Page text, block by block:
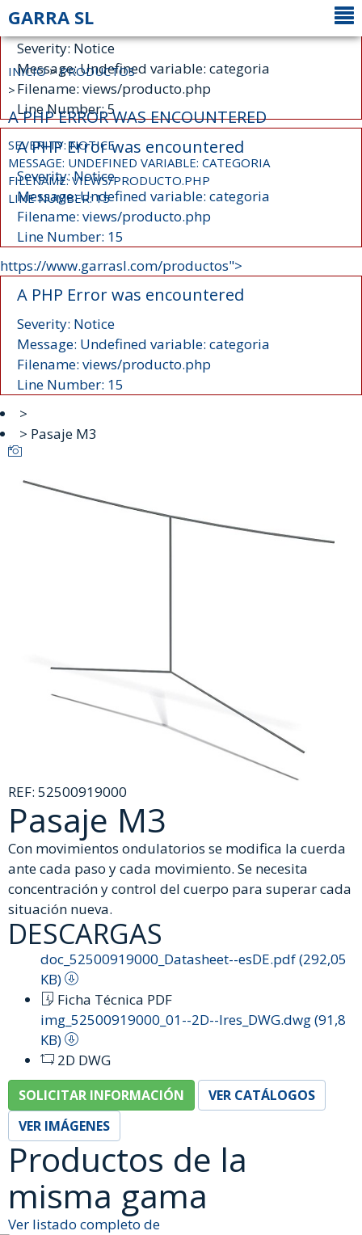
A PHP Error was encountered
Severity: Notice
Message: Undefined variable: categoria
Filename: views/producto.php
Line Number: 5
GARRA SL
INICIO >PRODUCTOS
>
A PHP ERROR WAS ENCOUNTERED
SEVERITY: NOTICE
MESSAGE: UNDEFINED VARIABLE: CATEGORIA
FILENAME: VIEWS/PRODUCTO.PHP
LINE NUMBER: 15
A PHP Error was encountered
Severity: Notice
Message: Undefined variable: categoria
Filename: views/producto.php
Line Number: 15
https://www.garrasl.com/productos">
A PHP Error was encountered
Severity: Notice
Message: Undefined variable: categoria
Filename: views/producto.php
Line Number: 15
>
> Pasaje M3
REF: 52500919000
Pasaje M3
Con movimientos ondulatorios se modifica la cuerda
ante cada paso y cada movimiento. Se necesita
concentración y control del cuerpo para superar cada
situación nueva.
DESCARGAS
doc_52500919000_Datasheet--esDE.pdf (292,05
KB)
Ficha Técnica PDF
img_52500919000_01--2D--lres_DWG.dwg (91,8
KB)
2D DWG
SOLICITAR INFORMACIÓN
VER CATÁLOGOS
VER IMÁGENES
Productos de la
misma gama
Ver listado completo de